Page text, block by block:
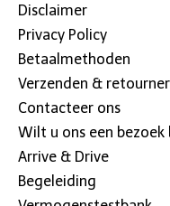
Disclaimer
Privacy Policy
Betaalmethoden
Verzenden &
Contacteer ons
Wilt u ons een bezoek
Arrive & Drive
Begeleiding